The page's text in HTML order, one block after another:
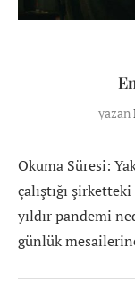
yazan
Okuma Süresi:
çalıştığı
yıldır pandemi
günlük